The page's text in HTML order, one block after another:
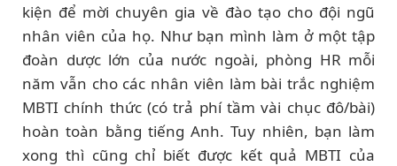
kiện để mời chuyên gia về đào tạo cho đội ngũ
nhân viên của họ. Như bạn mình làm ở một tập
đoàn dược lớn của nước ngoài, phòng HR mỗi
năm vẫn cho các nhân viên làm bài trắc nghiệm
MBTI chính thức (có trả phí tầm vài chục đô/bài)
hoàn toàn bằng tiếng Anh. Tuy nhiên, bạn làm
xong thì cũng chỉ biết được kết quả MBTI của